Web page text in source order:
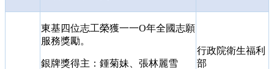
東基四位志工榮獲一一O年全國志願
服務獎勵。
銀牌獎得主：鍾菊妹、張林麗雪
行政院衛生福利
部